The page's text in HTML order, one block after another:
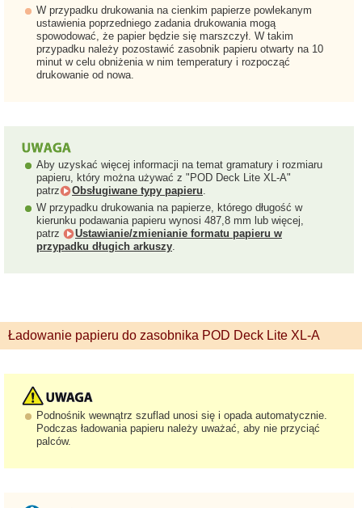
W przypadku drukowania na cienkim papierze powlekanym
ustawienia poprzedniego zadania drukowania mogą
spowodować, że papier będzie się marszczył. W takim
przypadku należy pozostawić zasobnik papieru otwarty na 10
minut w celu obniżenia w nim temperatury i rozpocząć
drukowanie od nowa.
Aby uzyskać więcej informacji na temat gramatury i rozmiaru
papieru, który można używać z "POD Deck Lite XL-A"
patrz
Obsługiwane typy papieru.
W przypadku drukowania na papierze, którego długość w
kierunku podawania papieru wynosi 487,8 mm lub więcej,
patrz
Ustawianie/zmienianie formatu papieru w
przypadku długich arkuszy.
Ładowanie papieru do zasobnika POD Deck Lite XL-A
Podnośnik wewnątrz szuflad unosi się i opada automatycznie.
Podczas ładowania papieru należy uważać, aby nie przyciąć
palców.